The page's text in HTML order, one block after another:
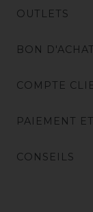
OUTLETS
BON D'ACHAT
COMPTE
PAIEMENT
CONSEILS